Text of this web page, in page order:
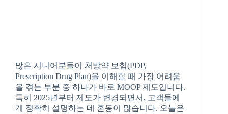
많은 시니어분들이 처방약 보험(PDP,
Prescription Drug Plan)을 이해할 때 가장 어려움
을 겪는 부분 중 하나가 바로 MOOP 제도입니다.
특히 2025년부터 제도가 변경되면서, 고객들에
게 정확히 설명하는 데 혼동이 많습니다. 오늘은